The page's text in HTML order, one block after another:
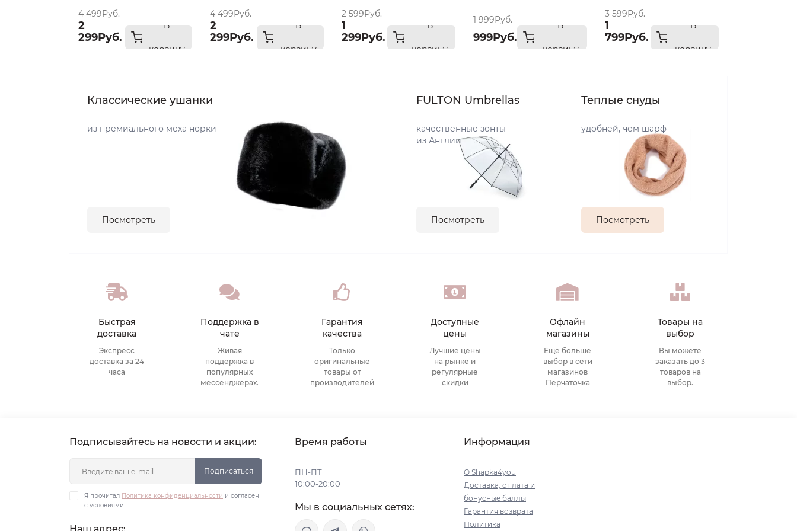
4 499Руб.
2
299Руб.
В
корзину
4 499Руб.
2
299Руб.
В
корзину
2 599Руб.
1
299Руб.
В
корзину
1 999Руб.
999Руб.
В
корзину
3 599Руб.
1
799Руб.
В
корзину
Классические ушанки
из премиального меха норки
Посмотреть
FULTON Umbrellas
качественные зонты
из Англии
Посмотреть
Теплые снуды
удобней, чем шарф
Посмотреть
Быстрая
доставка
Экспресс
доставка за 24
часа
Поддержка в
чате
Живая
поддержка в
популярных
мессенджерах.
Гарантия
качества
Только
оригинальные
товары от
производителей
Доступные
цены
Лучшие цены
на рынке и
регулярные
скидки
Офлайн
магазины
Еще больше
выбор в сети
магазинов
Перчаточка
Товары на
выбор
Вы можете
заказать до 3
товаров на
выбор.
Подписывайтесь на новости и акции:
Подписаться
Я прочитал Политика конфиденциальности и согласен
с условиями
Время работы
ПН-ПТ
10:00-20:00
Мы в социальных сетях:
Информация
О Shapka4you
Доставка, оплата и
бонусные баллы
Гарантия возврата
Политика